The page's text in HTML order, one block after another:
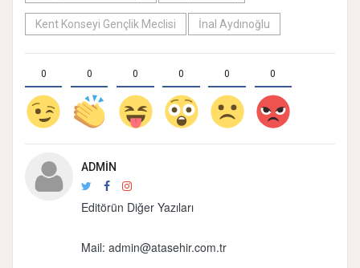
Kent Konseyi Gençlik Meclisi İnal Aydınoğlu
0 0 0 0 0 0
ADMIN
Editörün Diğer Yazıları
Mail: admin@atasehir.com.tr